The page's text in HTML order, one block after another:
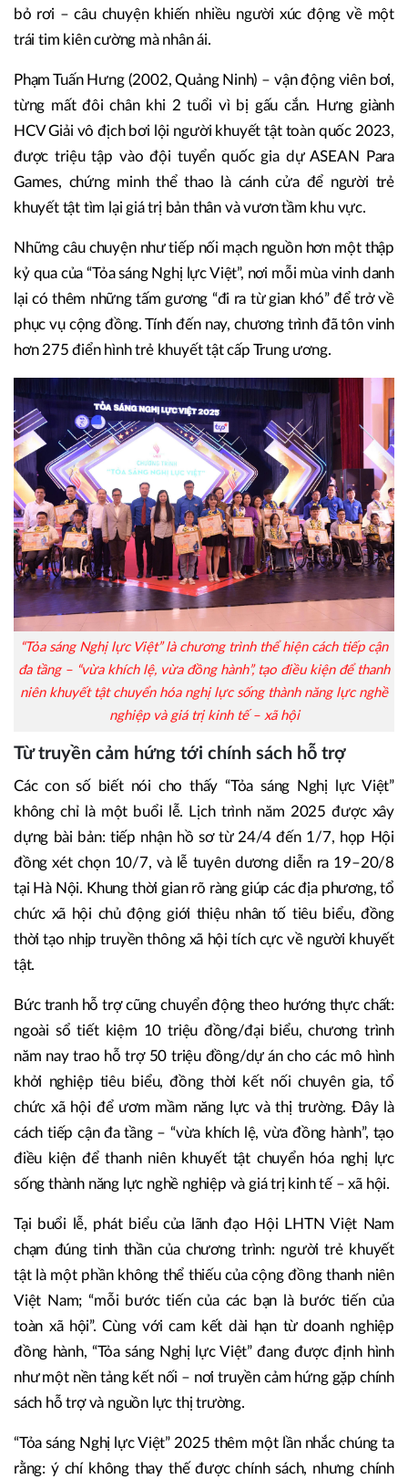
bỏ rơi – câu chuyện khiến nhiều người xúc động về một
trái tim kiên cường mà nhân ái.
Phạm Tuấn Hưng (2002, Quảng Ninh) – vận động viên bơi,
từng mất đôi chân khi 2 tuổi vì bị gấu cắn. Hưng giành
HCV Giải vô địch bơi lội người khuyết tật toàn quốc 2023,
được triệu tập vào đội tuyển quốc gia dự ASEAN Para
Games, chứng minh thể thao là cánh cửa để người trẻ
khuyết tật tìm lại giá trị bản thân và vươn tầm khu vực.
Những câu chuyện như tiếp nối mạch nguồn hơn một thập
kỷ qua của “Tỏa sáng Nghị lực Việt”, nơi mỗi mùa vinh danh
lại có thêm những tấm gương “đi ra từ gian khó” để trở về
phục vụ cộng đồng. Tính đến nay, chương trình đã tôn vinh
hơn 275 điển hình trẻ khuyết tật cấp Trung ương.
“Tỏa sáng Nghị lực Việt” là chương trình thể hiện cách tiếp cận
đa tầng – “vừa khích lệ, vừa đồng hành”, tạo điều kiện để thanh
niên khuyết tật chuyển hóa nghị lực sống thành năng lực nghề
nghiệp và giá trị kinh tế – xã hội
Từ truyền cảm hứng tới chính sách hỗ trợ
Các con số biết nói cho thấy “Tỏa sáng Nghị lực Việt”
không chỉ là một buổi lễ. Lịch trình năm 2025 được xây
dựng bài bản: tiếp nhận hồ sơ từ 24/4 đến 1/7, họp Hội
đồng xét chọn 10/7, và lễ tuyên dương diễn ra 19–20/8
tại Hà Nội. Khung thời gian rõ ràng giúp các địa phương, tổ
chức xã hội chủ động giới thiệu nhân tố tiêu biểu, đồng
thời tạo nhịp truyền thông xã hội tích cực về người khuyết
tật.
Bức tranh hỗ trợ cũng chuyển động theo hướng thực chất:
ngoài sổ tiết kiệm 10 triệu đồng/đại biểu, chương trình
năm nay trao hỗ trợ 50 triệu đồng/dự án cho các mô hình
khởi nghiệp tiêu biểu, đồng thời kết nối chuyên gia, tổ
chức xã hội để ươm mầm năng lực và thị trường. Đây là
cách tiếp cận đa tầng – “vừa khích lệ, vừa đồng hành”, tạo
điều kiện để thanh niên khuyết tật chuyển hóa nghị lực
sống thành năng lực nghề nghiệp và giá trị kinh tế – xã hội.
Tại buổi lễ, phát biểu của lãnh đạo Hội LHTN Việt Nam
chạm đúng tinh thần của chương trình: người trẻ khuyết
tật là một phần không thể thiếu của cộng đồng thanh niên
Việt Nam; “mỗi bước tiến của các bạn là bước tiến của
toàn xã hội”. Cùng với cam kết dài hạn từ doanh nghiệp
đồng hành, “Tỏa sáng Nghị lực Việt” đang được định hình
như một nền tảng kết nối – nơi truyền cảm hứng gặp chính
sách hỗ trợ và nguồn lực thị trường.
“Tỏa sáng Nghị lực Việt” 2025 thêm một lần nhắc chúng ta
rằng: ý chí không thay thế được chính sách, nhưng chính